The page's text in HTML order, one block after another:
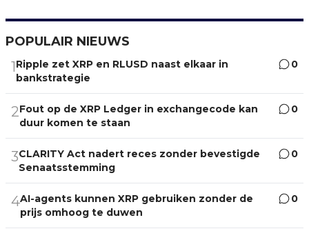
POPULAIR NIEUWS
1Ripple zet XRP en RLUSD naast elkaar in
bankstrategie
0
2Fout op de XRP Ledger in exchangecode kan
duur komen te staan
0
3CLARITY Act nadert reces zonder bevestigde
Senaatsstemming
0
4AI-agents kunnen XRP gebruiken zonder de
prijs omhoog te duwen
0